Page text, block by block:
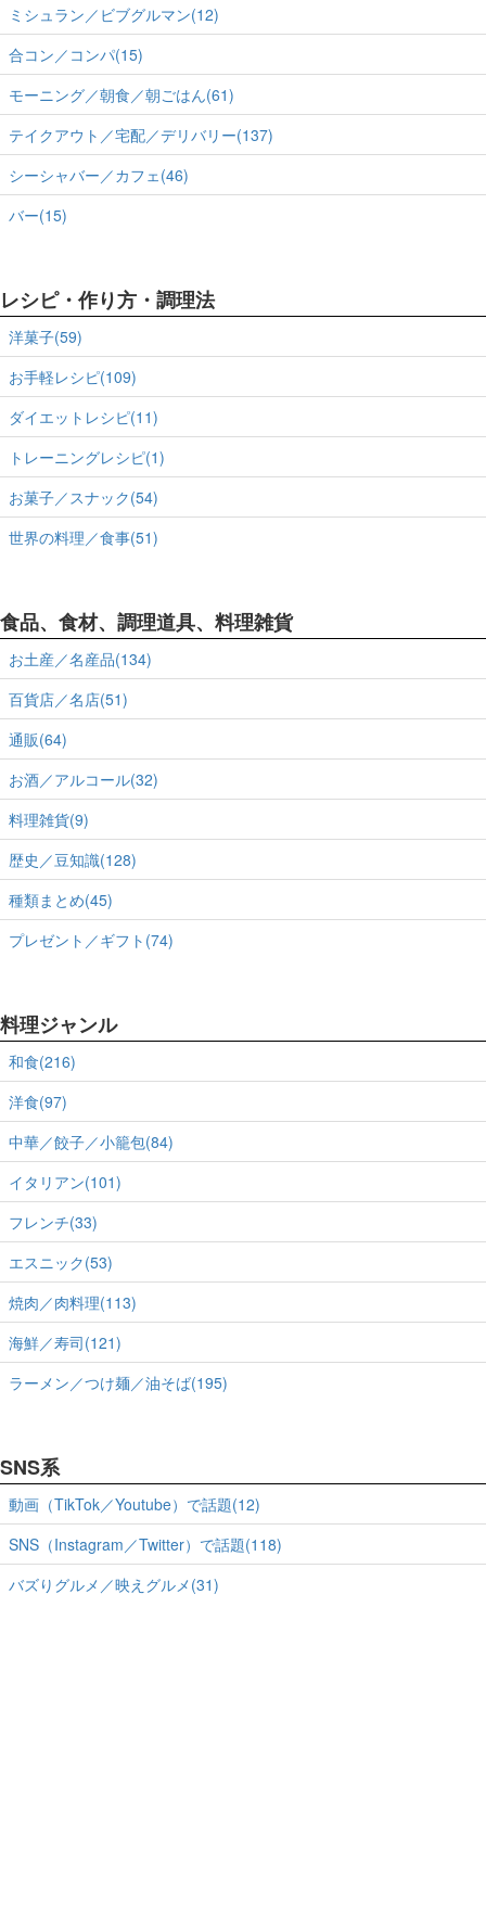
ミシュラン／ビブグルマン(12)
合コン／コンパ(15)
モーニング／朝食／朝ごはん(61)
テイクアウト／宅配／デリバリー(137)
シーシャバー／カフェ(46)
バー(15)
レシピ・作り方・調理法
洋菓子(59)
お手軽レシピ(109)
ダイエットレシピ(11)
トレーニングレシピ(1)
お菓子／スナック(54)
世界の料理／食事(51)
食品、食材、調理道具、料理雑貨
お土産／名産品(134)
百貨店／名店(51)
通販(64)
お酒／アルコール(32)
料理雑貨(9)
歴史／豆知識(128)
種類まとめ(45)
プレゼント／ギフト(74)
料理ジャンル
和食(216)
洋食(97)
中華／餃子／小籠包(84)
イタリアン(101)
フレンチ(33)
エスニック(53)
焼肉／肉料理(113)
海鮮／寿司(121)
ラーメン／つけ麺／油そば(195)
SNS系
動画（TikTok／Youtube）で話題(12)
SNS（Instagram／Twitter）で話題(118)
バズりグルメ／映えグルメ(31)